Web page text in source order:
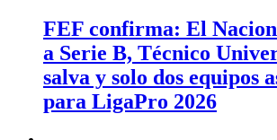
FEF confirma: El
a Serie B, Técnico
salva y solo dos equipos
para LigaPro 2026